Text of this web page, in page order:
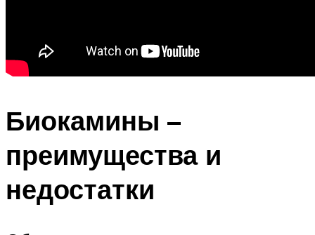
Биокамины –
преимущества и
недостатки